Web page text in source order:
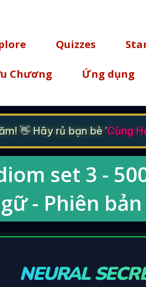
Quizzes
Chương Ứng dụng
👋 Hãy rủ bạn bè 'Cùng
set 3 -
- Phiên
NEURAL